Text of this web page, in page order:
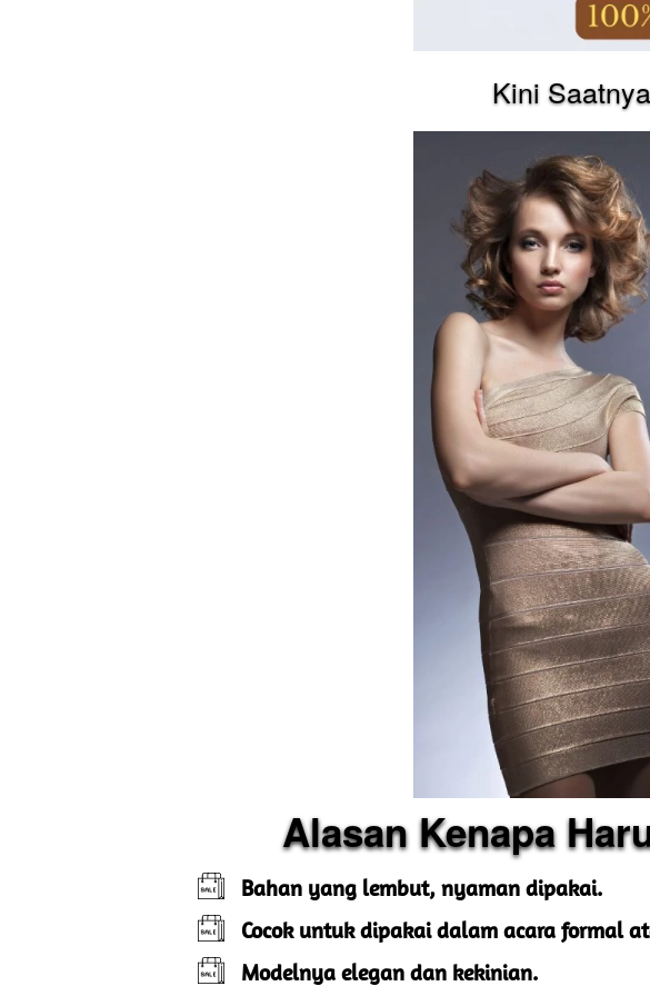
Kini
Alasan Kenapa
Bahan yang lembut, nyaman dipakai.
Cocok untuk dipakai dalam acara formal
Modelnya elegan dan kekinian.